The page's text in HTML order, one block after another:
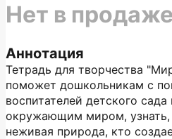
Аннотация
Тетрадь для творчества
поможет дошкольникам с
воспитателей детского
окружающим миром, узнать,
неживая природа, кто
Нет в продаже